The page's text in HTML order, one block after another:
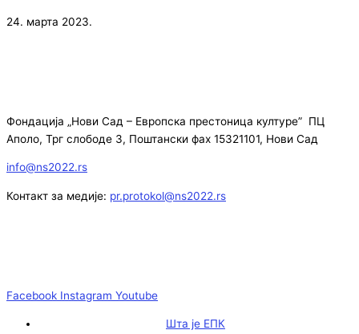
24. марта 2023.
Фондација „Нови Сад – Европска престоница културе” ПЦ
Аполо, Трг слободе 3, Поштански фах 15321101, Нови Сад
info@ns2022.rs
Контакт за медије: pr.protokol@ns2022.rs
Facebook Instagram Youtube
Шта је ЕПК